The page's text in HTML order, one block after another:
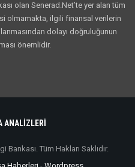
olan Senerad.Net’te yer alan tüm
olmamakta, ilgili finansal verilerin
dolayı doğruluğunun
önemlidir.
ANALİZLERİ
Tüm Hakları Saklıdır.